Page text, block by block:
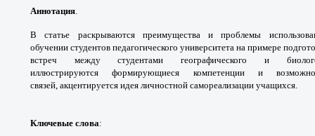
Аннотация.
В статье раскрываются преимущества и проблемы
обучении студентов педагогического университета на примере
встреч между студентамигеографического и
иллюстрируютсяформирующиеся компетенции и
связей, акцентируется идея личностной самореализации учащихся.
Ключевые слова: